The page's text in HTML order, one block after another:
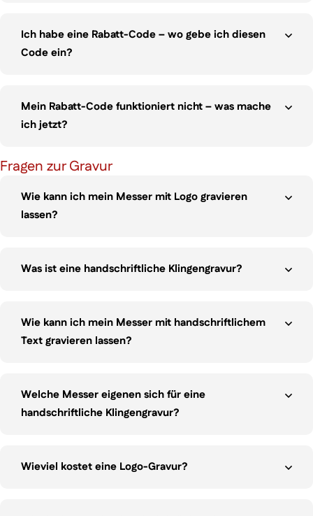
Ich habe eine Rabatt-Code – wo gebe ich diesen
Code ein?
Mein Rabatt-Code funktioniert nicht – was mache
ich jetzt?
Fragen zur Gravur
Wie kann ich mein Messer mit Logo gravieren
lassen?
Was ist eine handschriftliche Klingengravur?
Wie kann ich mein Messer mit handschriftlichem
Text gravieren lassen?
Welche Messer eigenen sich für eine
handschriftliche Klingengravur?
Wieviel kostet eine Logo-Gravur?